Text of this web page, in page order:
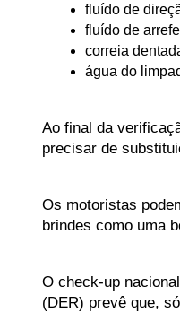
fluído de
fluído de
correia
água do
Ao final da
precisar de
Os motoristas
brindes como uma
O check-up
(DER) prevê que, só